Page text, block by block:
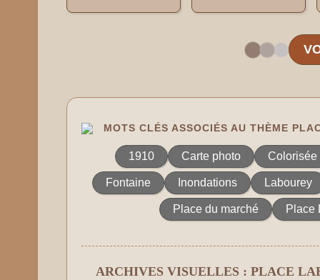
MOTS CLÉS ASSOCIÉS AU THÈME
1910 Carte photo Colorisée
Fontaine Inondations Labourey
Place du marché Place
ARCHIVES VISUELLES : PLACE